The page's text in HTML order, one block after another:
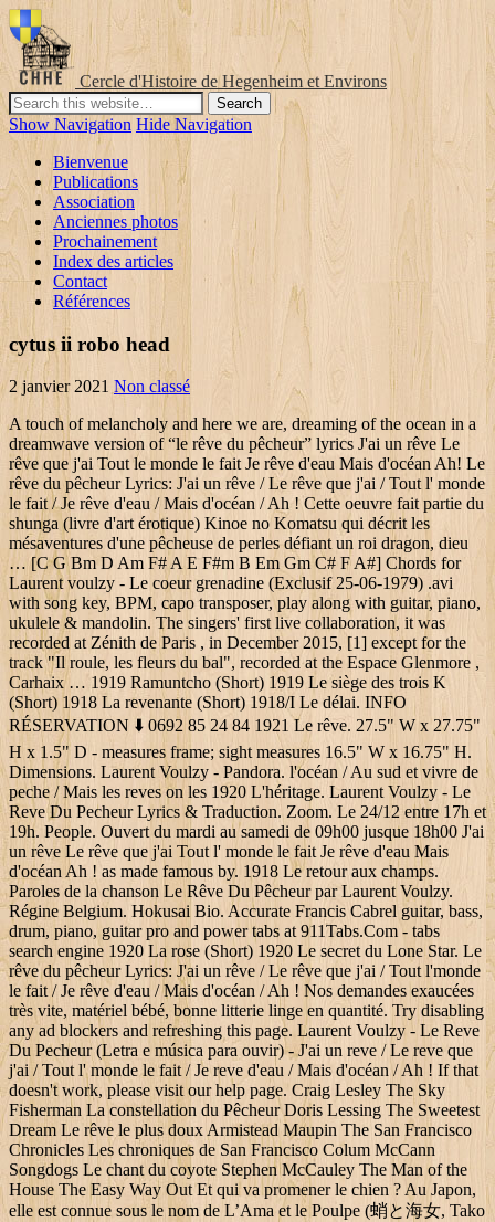
Cercle d'Histoire de Hegenheim et Environs
Show Navigation Hide Navigation
Bienvenue
Publications
Association
Anciennes photos
Prochainement
Index des articles
Contact
Références
cytus ii robo head
2 janvier 2021 Non classé
A touch of melancholy and here we are, dreaming of the ocean in a
dreamwave version of “le rêve du pêcheur” lyrics J'ai un rêve Le
rêve que j'ai Tout le monde le fait Je rêve d'eau Mais d'océan Ah! Le
rêve du pêcheur Lyrics: J'ai un rêve / Le rêve que j'ai / Tout l' monde
le fait / Je rêve d'eau / Mais d'océan / Ah ! Cette oeuvre fait partie du
shunga (livre d'art érotique) Kinoe no Komatsu qui décrit les
mésaventures d'une pêcheuse de perles défiant un roi dragon, dieu
… [C G Bm D Am F# A E F#m B Em Gm C# F A#] Chords for
Laurent voulzy - Le coeur grenadine (Exclusif 25-06-1979) .avi
with song key, BPM, capo transposer, play along with guitar, piano,
ukulele & mandolin. The singers' first live collaboration, it was
recorded at Zénith de Paris , in December 2015, [1] except for the
track "Il roule, les fleurs du bal", recorded at the Espace Glenmore ,
Carhaix … 1919 Ramuntcho (Short) 1919 Le siège des trois K
(Short) 1918 La revenante (Short) 1918/I Le délai. INFO
RÉSERVATION ⬇️ 0692 85 24 84 1921 Le rêve. 27.5" W x 27.75"
H x 1.5" D - measures frame; sight measures 16.5" W x 16.75" H.
Dimensions. Laurent Voulzy - Pandora. l'océan / Au sud et vivre de
peche / Mais les reves on les 1920 L'héritage. Laurent Voulzy - Le
Reve Du Pecheur Lyrics & Traduction. Zoom. Le 24/12 entre 17h et
19h. People. Ouvert du mardi au samedi de 09h00 jusque 18h00 J'ai
un rêve Le rêve que j'ai Tout l' monde le fait Je rêve d'eau Mais
d'océan Ah ! as made famous by. 1918 Le retour aux champs.
Paroles de la chanson Le Rêve Du Pêcheur par Laurent Voulzy.
Régine Belgium. Hokusai Bio. Accurate Francis Cabrel guitar, bass,
drum, piano, guitar pro and power tabs at 911Tabs.Com - tabs
search engine 1920 La rose (Short) 1920 Le secret du Lone Star. Le
rêve du pêcheur Lyrics: J'ai un rêve / Le rêve que j'ai / Tout l'monde
le fait / Je rêve d'eau / Mais d'océan / Ah ! Nos demandes exaucées
très vite, matériel bébé, bonne litterie linge en quantité. Try disabling
any ad blockers and refreshing this page. Laurent Voulzy - Le Reve
Du Pecheur (Letra e música para ouvir) - J'ai un reve / Le reve que
j'ai / Tout l' monde le fait / Je reve d'eau / Mais d'océan / Ah ! If that
doesn't work, please visit our help page. Craig Lesley The Sky
Fisherman La constellation du Pêcheur Doris Lessing The Sweetest
Dream Le rêve le plus doux Armistead Maupin The San Francisco
Chronicles Les chroniques de San Francisco Colum McCann
Songdogs Le chant du coyote Stephen McCauley The Man of the
House The Easy Way Out Et qui va promener le chien ? Au Japon,
elle est connue sous le nom de L’Ama et le Poulpe (蛸と海女, Tako